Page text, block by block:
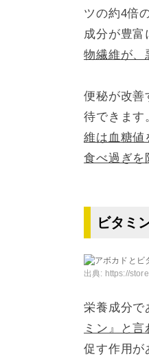
ツの約4倍
成分が豊富
物繊維が、
便秘が改善
待できます
維は血糖値
食べ過ぎを
ビタミ
出典: https://
栄養成分で
ミン』と
促す作用が